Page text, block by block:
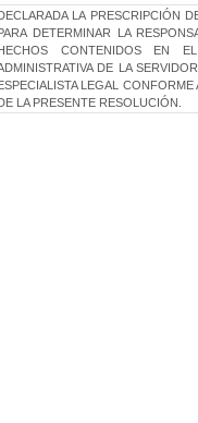
LA PRESCRIPCIÓN
DETERMINAR LA
CONTENIDOS EN
DE LA
LEGAL
LA PRESENTE RESOLUCIÓN.